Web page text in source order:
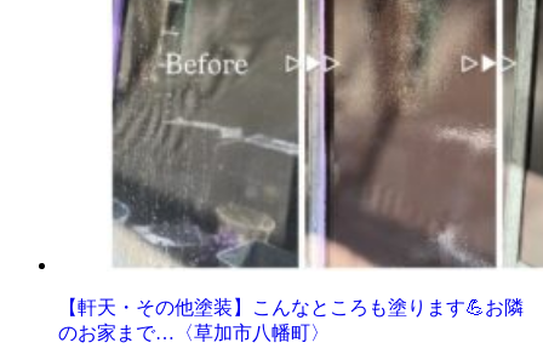
【軒天・その他塗装】こんなところも塗ります💪お隣
のお家まで…〈草加市八幡町〉